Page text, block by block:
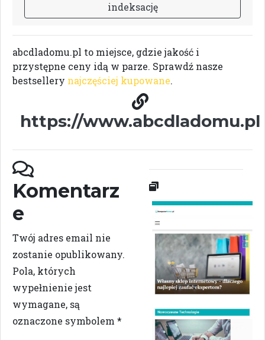
indeksację
abcdladomu.pl to miejsce, gdzie jakość i
przystępne ceny idą w parze. Sprawdź nasze
bestsellery najczęściej kupowane.
https://www.abcdladomu.pl
Komentarz
e
Twój adres email nie
zostanie opublikowany.
Pola, których
wypełnienie jest
wymagane, są
oznaczone symbolem *